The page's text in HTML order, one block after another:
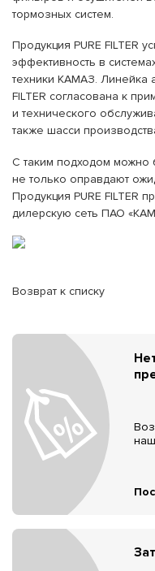
тормозных систем.
Продукция PURE FILTER
эффективность в
техники КАМАЗ. Линейка
FILTER согласована к
и технического
также шасси
С таким подходом можно
не только оправдают
Продукция PURE FILTER
дилерскую сеть ПАО
Возврат к списку